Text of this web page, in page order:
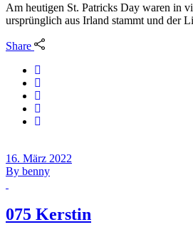
Am heutigen St. Patricks Day waren in
ursprünglich aus Irland stammt und der
Share
16. März 2022
By benny
075 Kerstin